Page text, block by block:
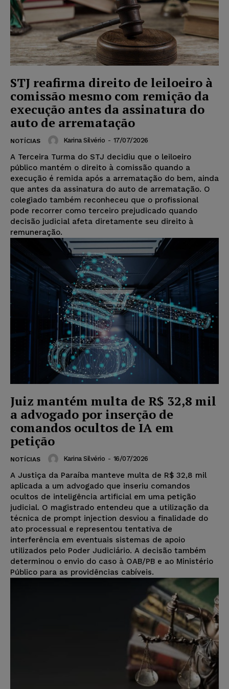
STJ reafirma direito de leiloeiro à
comissão mesmo com remição da
execução antes da assinatura do
auto de arrematação
NOTÍCIAS Karina Silvério - 17/07/2026
A Terceira Turma do STJ decidiu que o leiloeiro
público mantém o direito à comissão quando a
execução é remida após a arrematação do bem, ainda
que antes da assinatura do auto de arrematação. O
colegiado também reconheceu que o profissional
pode recorrer como terceiro prejudicado quando
decisão judicial afeta diretamente seu direito à
remuneração.
Juiz mantém multa de R$ 32,8 mil
a advogado por inserção de
comandos ocultos de IA em
petição
NOTÍCIAS Karina Silvério - 16/07/2026
A Justiça da Paraíba manteve multa de R$ 32,8 mil
aplicada a um advogado que inseriu comandos
ocultos de inteligência artificial em uma petição
judicial. O magistrado entendeu que a utilização da
técnica de prompt injection desviou a finalidade do
ato processual e representou tentativa de
interferência em eventuais sistemas de apoio
utilizados pelo Poder Judiciário. A decisão também
determinou o envio do caso à OAB/PB e ao Ministério
Público para as providências cabíveis.